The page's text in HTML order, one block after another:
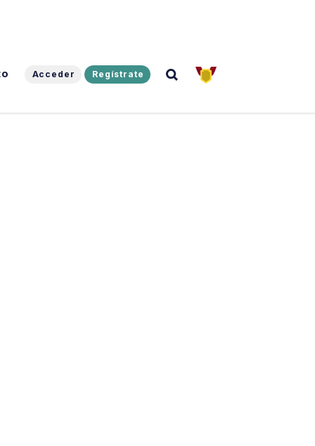
Acceder Regístrate